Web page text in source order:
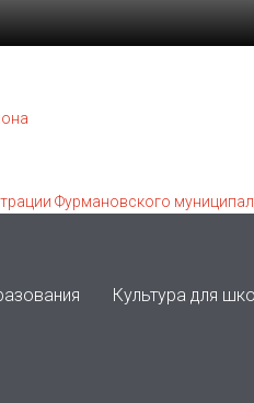
Культура для